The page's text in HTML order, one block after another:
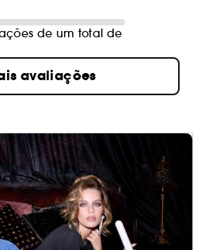
de um total de
avaliações